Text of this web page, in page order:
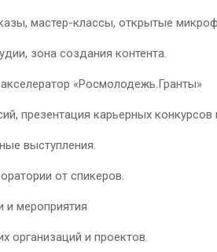
мастер-классы, открытые
зона создания контента.
«Росмолодежь.Гранты»
презентация карьерных конкурсов
выступления.
от спикеров.
и мероприятия
организаций и проектов.